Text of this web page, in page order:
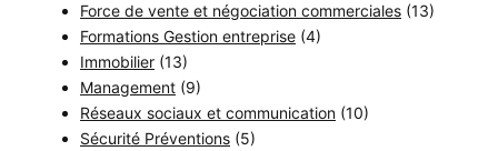
Force de vente et négociation commerciales (13)
Formations Gestion entreprise (4)
Immobilier (13)
Management (9)
Réseaux sociaux et communication (10)
Sécurité Préventions (5)